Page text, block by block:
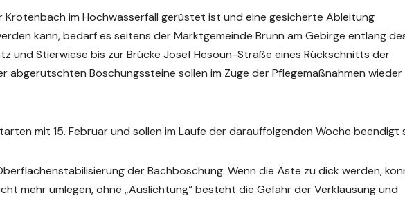
Krotenbach im Hochwasserfall gerüstet ist und eine gesicherte Ableitung
kann, bedarf es seitens der Marktgemeinde Brunn am Gebirge entlang
und Stierwiese bis zur Brücke Josef Hesoun-Straße eines Rückschnitts der
abgerutschten Böschungssteine sollen im Zuge der Pflegemaßnahmen wieder
mit 15. Februar und sollen im Laufe der darauffolgenden Woche beendigt
der Bachböschung. Wenn die Äste zu dick werden,
mehr umlegen, ohne „Auslichtung“ besteht die Gefahr der Verklausung und